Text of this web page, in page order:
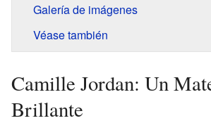
Galería de imágenes
Véase también
Camille Jordan: Un
Brillante